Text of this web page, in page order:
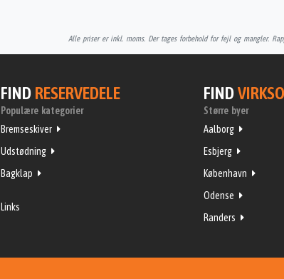
Alle priser er inkl. moms. Der tages forbehold for fejl og mangler.
FIND RESERVEDELE
Populære kategorier
Bremseskiver
Udstødning
Bagklap
Links
FIND
Større byer
Aalborg
Esbjerg
København
Odense
Randers